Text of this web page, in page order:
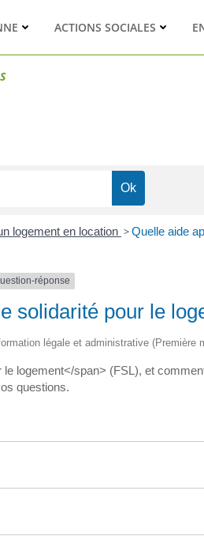
ACTIONS SOCIALES
logement en location >Quelle aide
réponse
solidarité pour le
légale et administrative (Première
logement</span> (FSL), et
questions.